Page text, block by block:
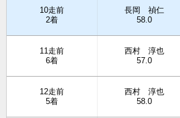
10走前
2着
長岡 禎仁
58.0
11走前
6着
西村 淳也
57.0
12走前
5着
西村 淳也
58.0